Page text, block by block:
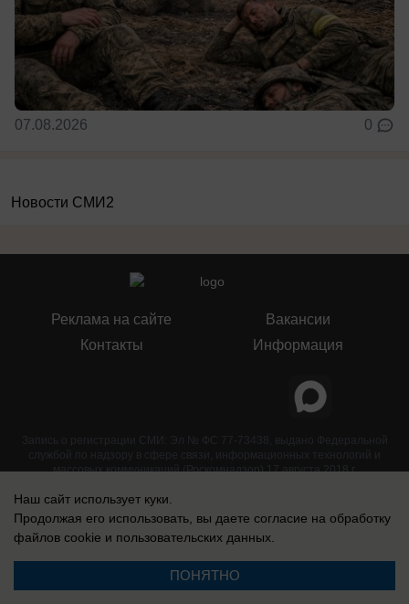
07.08.2026 0
Новости СМИ2
Реклама на сайте
Контакты
Вакансии
Информация
Запись о регистрации СМИ: Эл № ФС 77-73438, выдано Федеральной
службой по надзору в сфере связи, информационных технологий и
массовых коммуникаций (Роскомнадзор) 17 августа 2018 г.
Наш сайт использует куки.
Продолжая его использовать, вы даете согласие на обработку
файлов cookie и пользовательских данных.
ПОНЯТНО